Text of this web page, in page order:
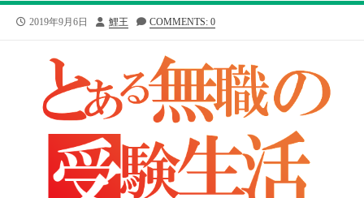
公
2019年9月6日
投
鯉王 COMMENTS: 0